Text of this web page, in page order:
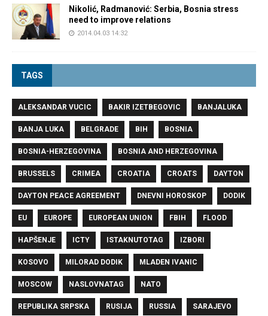
Nikolić, Radmanović: Serbia, Bosnia stress
need to improve relations
2014.04.03 14:32
TAGS
ALEKSANDAR VUCIC BAKIR IZETBEGOVIC BANJALUKA
BANJA LUKA BELGRADE BIH BOSNIA
BOSNIA-HERZEGOVINA BOSNIA AND HERZEGOVINA
BRUSSELS CRIMEA CROATIA CROATS DAYTON
DAYTON PEACE AGREEMENT DNEVNI HOROSKOP DODIK
EU EUROPE EUROPEAN UNION FBIH FLOOD
HAPŠENJE ICTY ISTAKNUTOTAG IZBORI
KOSOVO MILORAD DODIK MLADEN IVANIC
MOSCOW NASLOVNATAG NATO
REPUBLIKA SRPSKA RUSIJA RUSSIA SARAJEVO